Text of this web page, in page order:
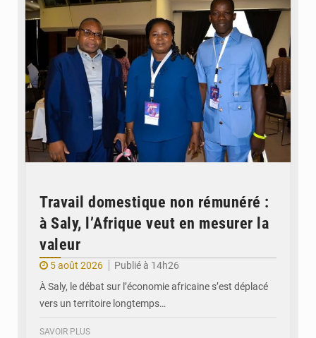
Travail domestique non rémunéré :
à Saly, l’Afrique veut en mesurer la
valeur
5 août 2026
Publié à 14h26
À Saly, le débat sur l’économie africaine s’est déplacé
vers un territoire longtemps…
SAVOIR PLUS